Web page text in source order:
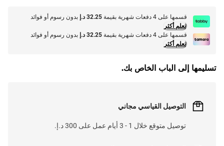
قسمها على 4 دفعات شهرية بقيمة 32.25 د.إ
بدون رسوم أو فوائد
تعلم أكثر
قسمها على 4 دفعات شهرية بقيمة
32.25 د.إ
بدون رسوم أو فوائد
تعلم أكثر
تسليمها إلى الباب الخاص بك.
التوصيل القياسي مجاني
توصيل متوقع خلال 1 - 3 أيام عمل على 300 د.إ.